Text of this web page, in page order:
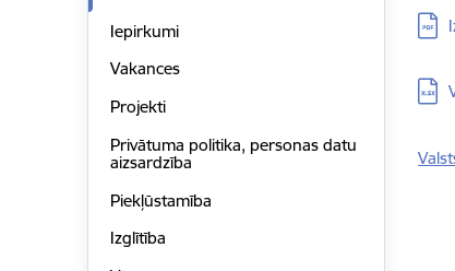
Iepirkumi
Vakances
Projekti
Privātuma politika, personas datu
aizsardzība
Piekļūstamība
Izglītība